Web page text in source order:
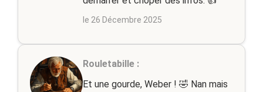
le 26 Décembre 2025
Rouletabille :
Et une gourde, Weber ! 🤣 Nan mais